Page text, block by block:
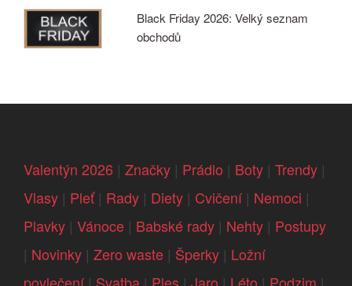
Black Friday 2026: Velký seznam
obchodů
Valentýn 2026 | Značky | Prádlo | Boty | Trendy |
Vlasy | Pleť| Rady | Diety | Cvičení| Nemoci |
Plavky | Vánoce | Babské rady | Nehty | Postupy
| Novinky | Zero waste | Šperky | Ložní
povlečení| Svatba | Ples | Jaro | Léto | Podzim |